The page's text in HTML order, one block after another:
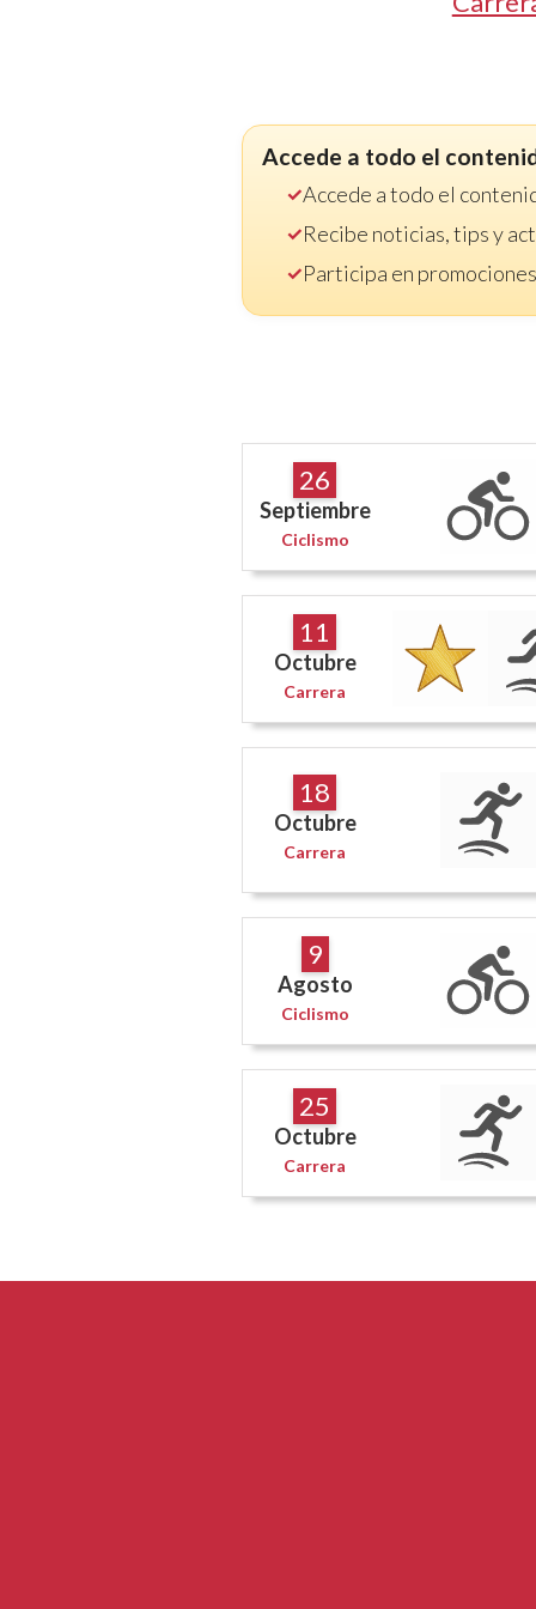
Accede a todo el
Accede a todo el
Recibe noticias, tips y
Participa en
26
Septiembre
Ciclismo
11
Octubre
Carrera
18
Octubre
Carrera
9
Agosto
Ciclismo
25
Octubre
Carrera